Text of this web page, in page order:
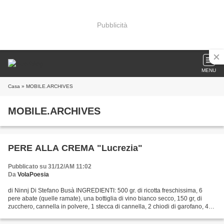
Pubblicità
MENU
Casa » MOBILE.ARCHIVES
MOBILE.ARCHIVES
PERE ALLA CREMA "Lucrezia"
Pubblicato su 31/12/AM 11:02
Da VolaPoesia
di Ninnj Di Stefano Busà INGREDIENTI: 500 gr. di ricotta freschissima, 6
pere abate (quelle ramate), una bottiglia di vino bianco secco, 150 gr, di
zucchero, cannella in polvere, 1 stecca di cannella, 2 chiodi di garofano, 40